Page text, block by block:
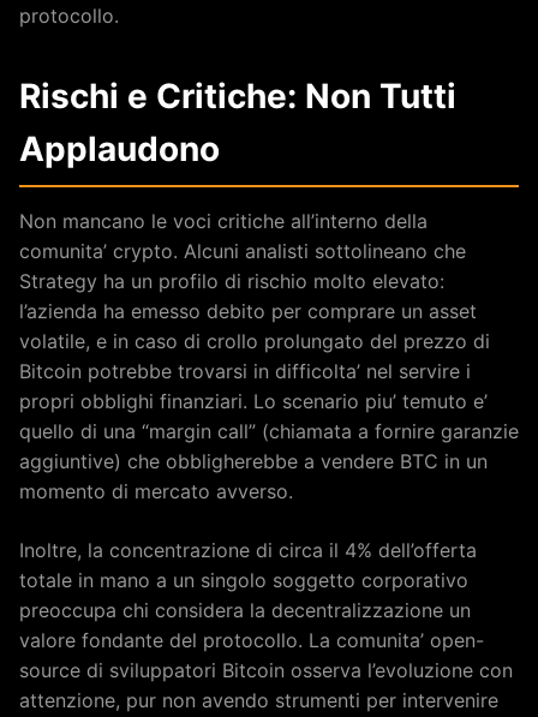
protocollo.
Rischi e Critiche: Non Tutti
Applaudono
Non mancano le voci critiche all’interno della
comunita’ crypto. Alcuni analisti sottolineano che
Strategy ha un profilo di rischio molto elevato:
l’azienda ha emesso debito per comprare un asset
volatile, e in caso di crollo prolungato del prezzo di
Bitcoin potrebbe trovarsi in difficolta’ nel servire i
propri obblighi finanziari. Lo scenario piu’ temuto e’
quello di una “margin call” (chiamata a fornire garanzie
aggiuntive) che obbligherebbe a vendere BTC in un
momento di mercato avverso.
Inoltre, la concentrazione di circa il 4% dell’offerta
totale in mano a un singolo soggetto corporativo
preoccupa chi considera la decentralizzazione un
valore fondante del protocollo. La comunita’ open-
source di sviluppatori Bitcoin osserva l’evoluzione con
attenzione, pur non avendo strumenti per intervenire